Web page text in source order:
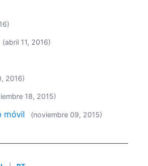
(abril 11, 2016)
2016)
18, 2015)
móvil (noviembre 09, 2015)